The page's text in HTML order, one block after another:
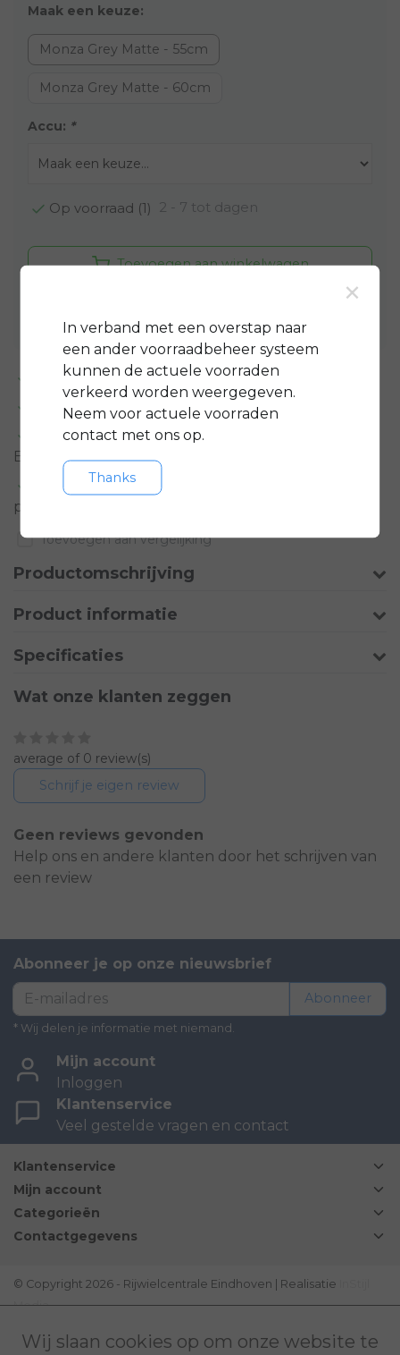
Maak een keuze:
Monza Grey Matte - 55cm
Monza Grey Matte - 60cm
Accu: *
Op voorraad (1) 2 - 7 tot dagen
Toevoegen aan winkelwagen
Standaard 3 jaargarantie op bijna alle fietsen
GRATIS
servicepakket t.w.v. minimaal € 150,-
Gratis rijklarebezorging in regio groot
Eindhoven
Meer informatie?
product
Toevoegen aan vergelijking
Productomschrijving
Product informatie
Specificaties
Wat onze klanten zeggen
average of 0 review(s)
Schrijf je eigen review
Geen reviews gevonden
Help ons en andere klanten door het schrijven van
een review
Abonneer je op onze nieuwsbrief
Abonneer
* Wij delen je informatie met niemand.
Mijn account
Inloggen
Klantenservice
Veel gestelde vragen en contact
Klantenservice
Mijn account
Categorieën
Contactgegevens
© Copyright 2026 - Rijwielcentrale Eindhoven | Realisatie
Media
×
In verband met een overstap naar
een ander voorraadbeheer systeem
kunnen de actuele voorraden
verkeerd worden weergegeven.
Neem voor actuele voorraden
contact met ons op.
Thanks
Wij slaan cookies op om onze website te